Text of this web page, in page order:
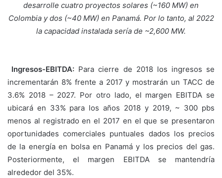
desarrolle cuatro proyectos solares (~160 MW) en
Colombia y dos (~40 MW) en Panamá. Por lo tanto, al 2022
la capacidad instalada sería de ~2,600 MW.
Ingresos-EBITDA: Para cierre de 2018 los ingresos se
incrementarán 8% frente a 2017 y mostrarán un TACC de
3.6% 2018 – 2027. Por otro lado, el margen EBITDA se
ubicará en 33% para los años 2018 y 2019, ~ 300 pbs
menos al registrado en el 2017 en el que se presentaron
oportunidades comerciales puntuales dados los precios
de la energía en bolsa en Panamá y los precios del gas.
Posteriormente, el margen EBITDA se mantendría
alrededor del 35%.